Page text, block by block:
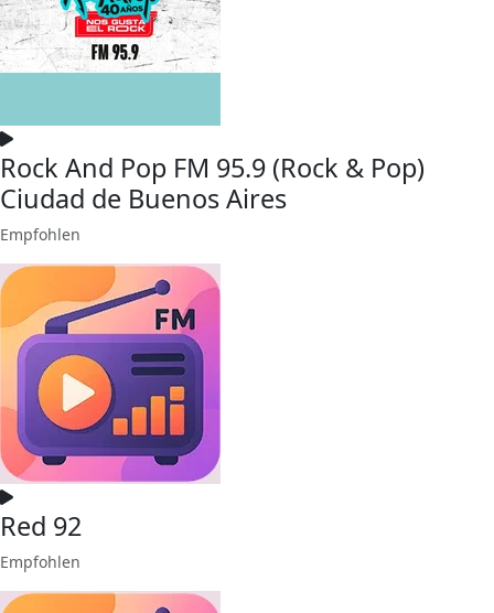
Rock And Pop FM 95.9 (Rock & Pop)
Ciudad de Buenos Aires
Empfohlen
Red 92
Empfohlen